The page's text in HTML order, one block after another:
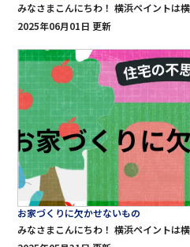
2025年06月01日 更新
お家づくりに欠かせないもの